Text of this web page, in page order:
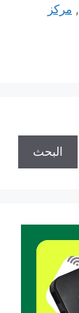
, مركز
البحث